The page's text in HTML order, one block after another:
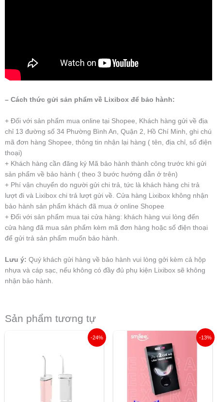
– Cách thức gửi sản phẩm về Lixibox để bảo hành:
+ Đối với sản phẩm mua online tại Shopee, Khách hàng gửi về địa
chỉ 13 đường số 34 Phường Bình An, Quận 2, Hồ Chí Minh, ghi chú
mã đơn hàng Shopee, thông tin nhận lại hàng ( tên, địa chỉ, số điện
thoại)
+ Khách hàng cần đăng ký Mã bảo hành thành công trước khi gửi
sản phẩm về bảo hành ( theo 3 bước hướng dẫn ở trên)
+ Phí vận chuyển do người gửi chi trả, tức là khách hàng chi trả
lượt đi và Lixibox chi trả lượt gửi về. Cửa hàng Lixibox không nhận
bảo hành sản phẩm khách đã mua ở online Shopee
+ Đối với sản phẩm mua tại cửa hàng: khách hàng vui lòng đến
cửa hàng đã mua sản phẩm kèm mã đơn hàng hoặc số điện thoại
để gửi trả sản phẩm muốn bảo hành.
Lưu ý: Quý khách gửi hàng về bảo hành vui lòng gởi kèm cả hộp
nhựa và cáp sạc, nếu không có đầy đủ phụ kiện Lixibox sẽ không
nhận bảo hành.
Sản phẩm tương tự
-24%
659.000 ₫.
-13%
gốc
là:
1.130.000 ₫.
Giá
hiện
980.000